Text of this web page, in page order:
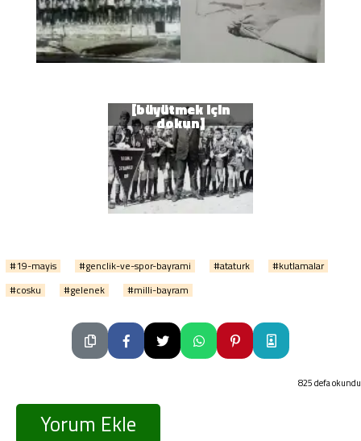
#19-mayis #genclik-ve-spor-bayrami #ataturk
#kutlamalar
#cosku
#gelenek #milli-bayram
825 defa okundu
Yorum Ekle